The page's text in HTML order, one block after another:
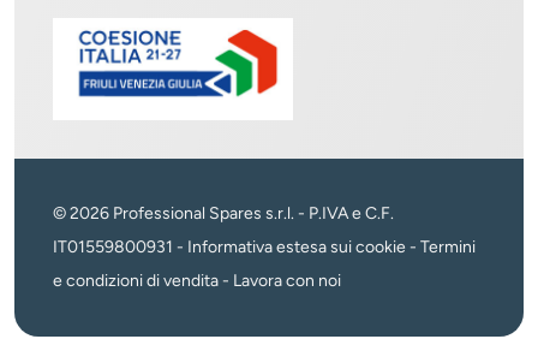
© 2026 Professional Spares s.r.l. - P.IVA e C.F.
IT01559800931 - Informativa estesa sui cookie - Termini
e condizioni di vendita- Lavora con noi